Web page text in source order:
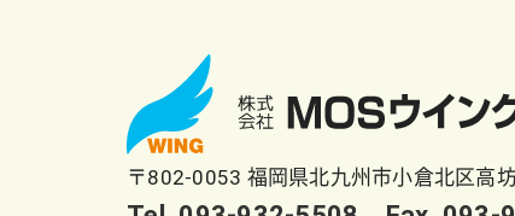
〒802-0053 福岡県北九州市小倉北区高